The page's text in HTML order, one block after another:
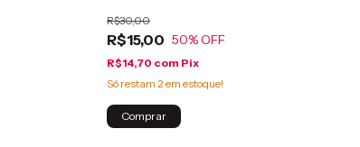
R$15,00
R$30,00
50% OFF
R$14,70 com Pix
Só restam 2 em estoque!
Comprar